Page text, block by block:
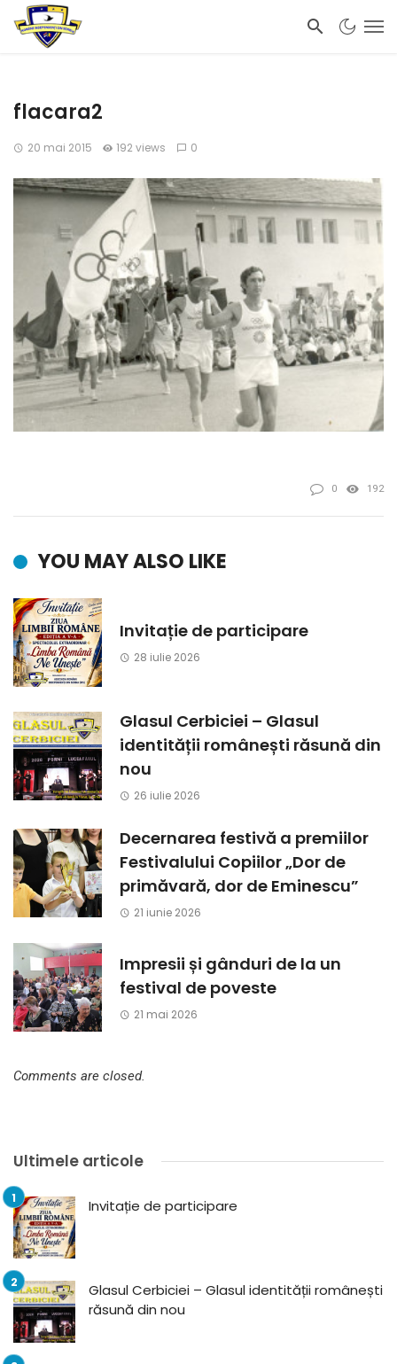
flacara2
20 mai 2015 192 views 0
0 192
YOU MAY ALSO LIKE
Invitație de participare
28 iulie 2026
Glasul Cerbiciei – Glasul
identității românești răsună din
nou
26 iulie 2026
Decernarea festivă a premiilor
Festivalului Copiilor „Dor de
primăvară, dor de Eminescu”
21 iunie 2026
Impresii și gânduri de la un
festival de poveste
21 mai 2026
Comments are closed.
Ultimele articole
Invitație de participare
Glasul Cerbiciei – Glasul identității românești
răsună din nou